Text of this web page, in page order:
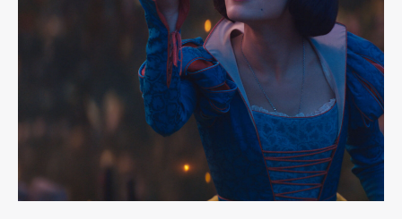
cominciare
bene
(parte